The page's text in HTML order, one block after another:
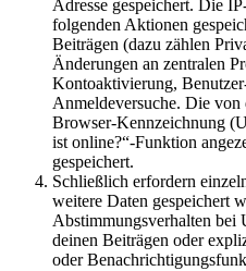
Adresse gespeichert. Die
folgenden Aktionen
Beiträgen (dazu zählen
Änderungen an zentralen
Kontoaktivierung,
Anmeldeversuche. Die
Browser-Kennzeichnung
ist online?“-Funktion
gespeichert.
Schließlich erfordern
weitere Daten gespeichert
Abstimmungsverhalten bei
deinen Beiträgen oder
oder